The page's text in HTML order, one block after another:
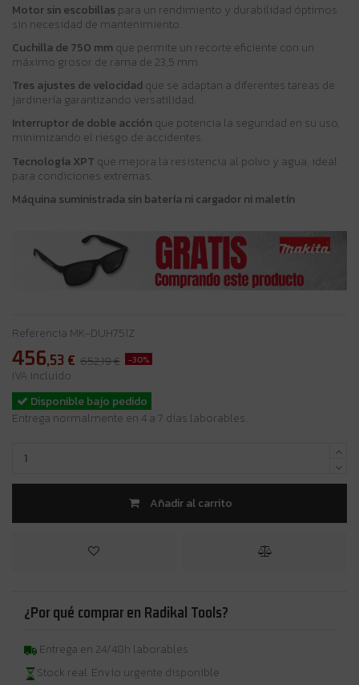
Motor sin escobillas para un rendimiento y durabilidad óptimos
sin necesidad de mantenimiento.
Cuchilla de 750 mm que permite un recorte eficiente con un
máximo grosor de rama de 23,5 mm.
Tres ajustes de velocidad que se adaptan a diferentes tareas de
jardinería garantizando versatilidad.
Interruptor de doble acción que potencia la seguridad en su uso,
minimizando el riesgo de accidentes.
Tecnología XPT que mejora la resistencia al polvo y agua, ideal
para condiciones extremas.
Máquina suministrada sin batería ni cargador ni maletín
Referencia MK-DUH751Z
456,53 € 652,19 € -30%
IVA incluido
Disponible bajo pedido
Entrega normalmente en 4 a 7 días laborables.
Añadir al carrito
¿Por qué comprar en Radikal Tools?
Entrega en 24/48h laborables
Stock real. Envío urgente disponible